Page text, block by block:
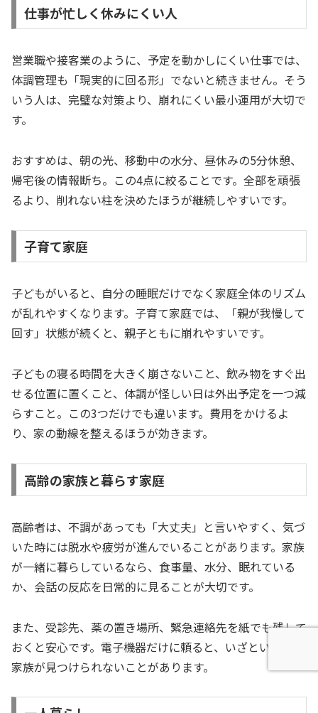
仕事が忙しく休みにくい人
営業職や接客業のように、予定を動かしにくい仕事では、
体調管理も「現実的に回る形」でないと続きません。そう
いう人は、完璧な対策より、崩れにくい最小運用が大切で
す。
おすすめは、朝の光、移動中の水分、昼休みの5分休憩、
帰宅後の情報断ち。この4点に絞ることです。全部を頑張
るより、削れない柱を決めたほうが継続しやすいです。
子育て家庭
子どもがいると、自分の睡眠だけでなく家庭全体のリズム
が乱れやすくなります。子育て家庭では、「親が我慢して
回す」状態が続くと、親子ともに崩れやすいです。
子どもの寝る時間を大きく崩さないこと、飲み物をすぐ出
せる位置に置くこと、体調が怪しい日は外出予定を一つ減
らすこと。この3つだけでも違います。費用をかけるよ
り、家の動線を整えるほうが効きます。
高齢の家族と暮らす家庭
高齢者は、不調があっても「大丈夫」と言いやすく、気づ
いた時には脱水や疲労が進んでいることがあります。家族
が一緒に暮らしているなら、食事量、水分、眠れている
か、会話の反応を日常的に見ることが大切です。
また、受診先、薬の置き場所、緊急連絡先を紙でも残して
おくと安心です。電子機器だけに頼ると、いざという時に
家族が見つけられないことがあります。